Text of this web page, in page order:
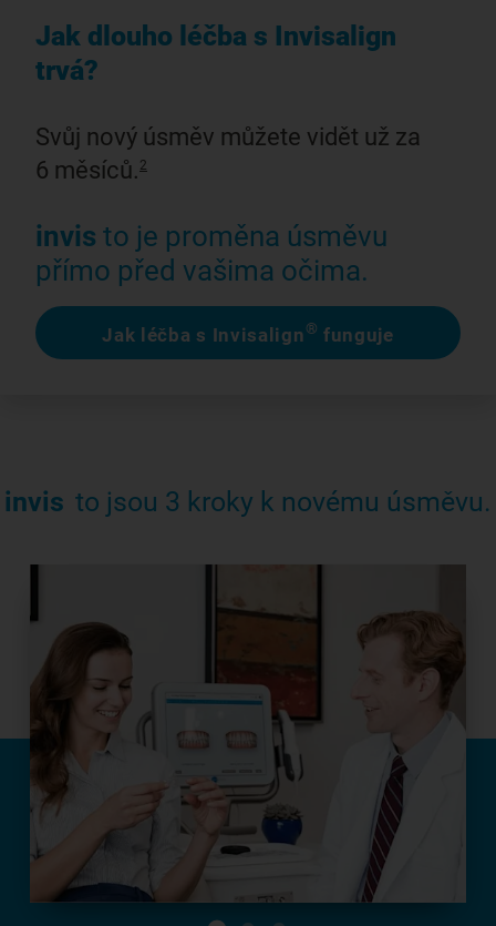
Jak dlouho léčba s Invisalign
trvá?
Svůj nový úsměv můžete vidět už za
6 měsíců. 2
invis to je proměna úsměvu
přímo před vašima očima.
Jak léčba s Invisalign® funguje
invis to jsou 3 kroky k novému úsměvu.